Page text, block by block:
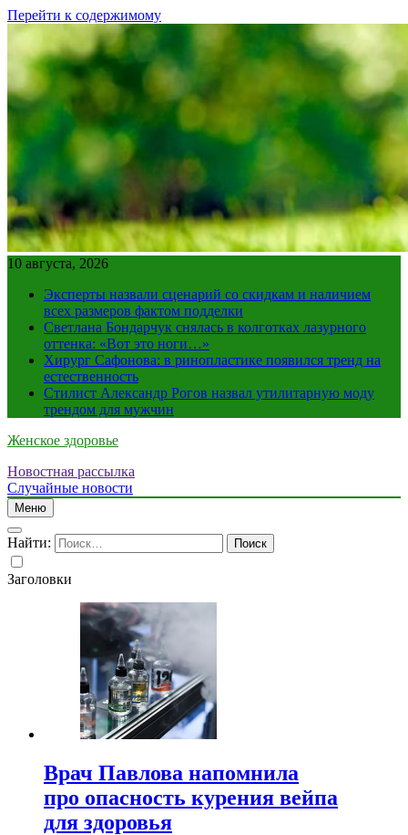
Перейти к содержимому
10 августа, 2026
Эксперты назвали сценарий со скидкам и наличием
всех размеров фактом подделки
Светлана Бондарчук снялась в колготках лазурного
оттенка: «Вот это ноги…»
Хирург Сафонова: в ринопластике появился тренд на
естественность
Стилист Александр Рогов назвал утилитарную моду
трендом для мужчин
Женское здоровье
Новостная рассылка
Случайные новости
Меню
Найти:
Заголовки
Врач Павлова напомнила
про опасность курения вейпа
для здоровья